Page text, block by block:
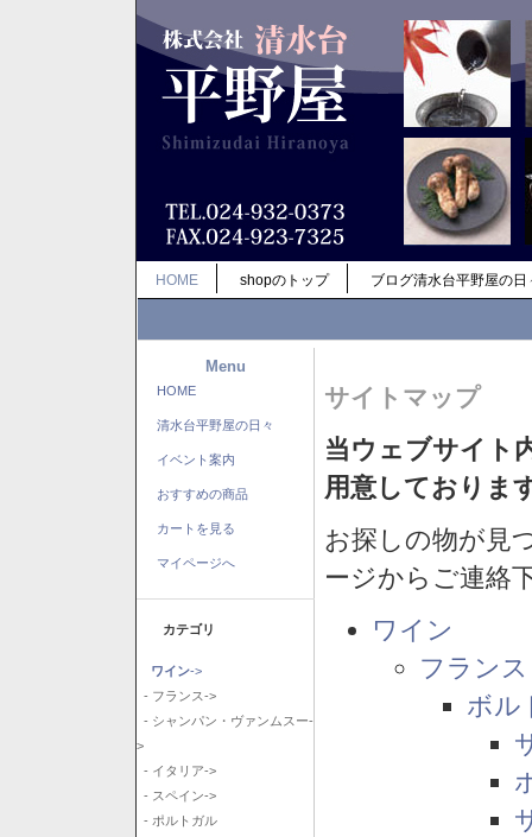
HOME shopのトップ ブログ清水台平野屋の日
Menu
HOME
清水台平野屋の日々
イベント案内
おすすめの商品
カートを見る
マイページへ
カテゴリ
ワイン->
- フランス->
- シャンパン・ヴァンムスー-
>
- イタリア->
- スペイン->
- ポルトガル
サイトマップ
当ウェブサイト
用意しておりま
お探しの物が見
ージからご連絡
ワイン
フランス
ボル